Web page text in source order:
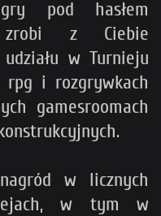
pod hasłem
zrobi z Ciebie
w Turnieju
rpg i rozgrywkach
gamesroomach
w licznych
w tym w